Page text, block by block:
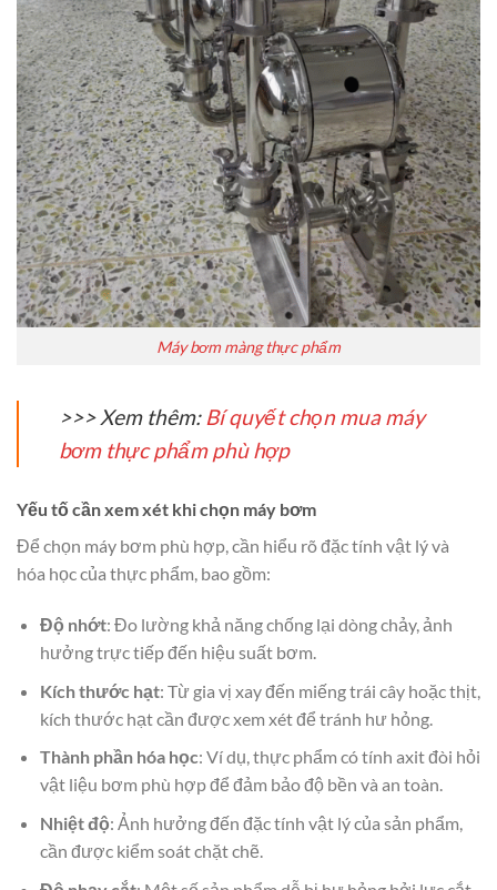
Máy bơm màng thực phẩm
>>> Xem thêm: Bí quyết chọn mua máy
bơm thực phẩm phù hợp
Yếu tố cần xem xét khi chọn máy bơm
Để chọn máy bơm phù hợp, cần hiểu rõ đặc tính vật lý và
hóa học của thực phẩm, bao gồm:
Độ nhớt: Đo lường khả năng chống lại dòng chảy, ảnh
hưởng trực tiếp đến hiệu suất bơm.
Kích thước hạt: Từ gia vị xay đến miếng trái cây hoặc thịt,
kích thước hạt cần được xem xét để tránh hư hỏng.
Thành phần hóa học: Ví dụ, thực phẩm có tính axit đòi hỏi
vật liệu bơm phù hợp để đảm bảo độ bền và an toàn.
Nhiệt độ: Ảnh hưởng đến đặc tính vật lý của sản phẩm,
cần được kiểm soát chặt chẽ.